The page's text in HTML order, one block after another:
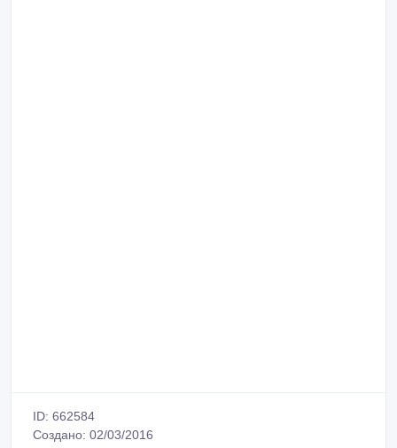
ID: 662584
Создано: 02/03/2016